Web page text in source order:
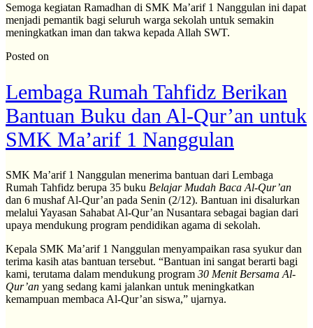
Semoga kegiatan Ramadhan di SMK Ma’arif 1 Nanggulan ini dapat
menjadi pemantik bagi seluruh warga sekolah untuk semakin
meningkatkan iman dan takwa kepada Allah SWT.
Posted on
Lembaga Rumah Tahfidz Berikan
Bantuan Buku dan Al-Qur’an untuk
SMK Ma’arif 1 Nanggulan
SMK Ma’arif 1 Nanggulan menerima bantuan dari Lembaga
Rumah Tahfidz berupa 35 buku Belajar Mudah Baca Al-Qur’an
dan 6 mushaf Al-Qur’an pada Senin (2/12). Bantuan ini disalurkan
melalui Yayasan Sahabat Al-Qur’an Nusantara sebagai bagian dari
upaya mendukung program pendidikan agama di sekolah.
Kepala SMK Ma’arif 1 Nanggulan menyampaikan rasa syukur dan
terima kasih atas bantuan tersebut. “Bantuan ini sangat berarti bagi
kami, terutama dalam mendukung program 30 Menit Bersama Al-
Qur’an yang sedang kami jalankan untuk meningkatkan
kemampuan membaca Al-Qur’an siswa,” ujarnya.